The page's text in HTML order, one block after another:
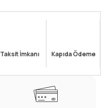
Taksit İmkanı Kapıda Ödeme